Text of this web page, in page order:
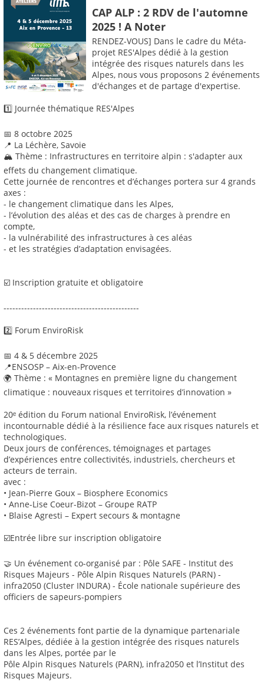
CAP ALP : 2 RDV de l'automne
2025 ! A Noter
RENDEZ-VOUS] Dans le cadre du Méta-
projet RES'Alpes dédié à la gestion
intégrée des risques naturels dans les
Alpes, nous vous proposons 2 événements
d'échanges et de partage d'expertise.
1️⃣ Journée thématique RES'Alpes
📅 8 octobre 2025
📍 La Léchère, Savoie
🏔️ Thème : Infrastructures en territoire alpin : s'adapter aux
effets du changement climatique.
Cette journée de rencontres et d’échanges portera sur 4 grands
axes :
- le changement climatique dans les Alpes,
- l’évolution des aléas et des cas de charges à prendre en
compte,
- la vulnérabilité des infrastructures à ces aléas
- et les stratégies d’adaptation envisagées.
☑️ Inscription gratuite et obligatoire
----------------------------------------------
2️⃣ Forum EnviroRisk
📅 4 & 5 décembre 2025
📍ENSOSP – Aix-en-Provence
🌍 Thème : « Montagnes en première ligne du changement
climatique : nouveaux risques et territoires d’innovation »
20ᵉ édition du Forum national EnviroRisk, l’événement
incontournable dédié à la résilience face aux risques naturels et
technologiques.
Deux jours de conférences, témoignages et partages
d’expériences entre collectivités, industriels, chercheurs et
acteurs de terrain.
avec :
• Jean-Pierre Goux – Biosphere Economics
• Anne-Lise Coeur-Bizot – Groupe RATP
• Blaise Agresti – Expert secours & montagne
☑️Entrée libre sur inscription obligatoire
🤝 Un événement co-organisé par : Pôle SAFE - Institut des
Risques Majeurs - Pôle Alpin Risques Naturels (PARN) -
infra2050 (Cluster INDURA) - École nationale supérieure des
officiers de sapeurs-pompiers
Ces 2 événements font partie de la dynamique partenariale
RES’Alpes, dédiée à la gestion intégrée des risques naturels
dans les Alpes, portée par le
Pôle Alpin Risques Naturels (PARN), infra2050 et l’Institut des
Risques Majeurs.